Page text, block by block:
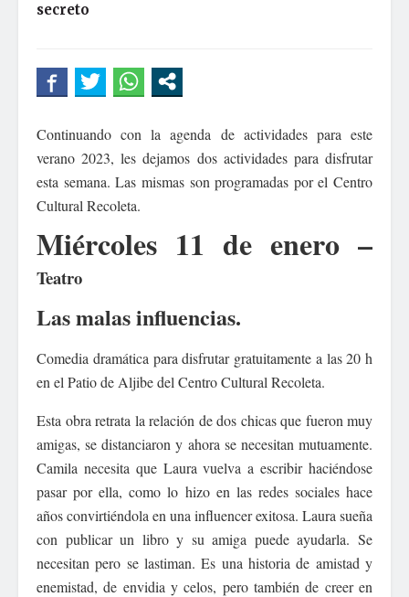
secreto
Continuando con la agenda de actividades para este
verano 2023, les dejamos dos actividades para disfrutar
esta semana. Las mismas son programadas por el Centro
Cultural Recoleta.
Miércoles 11 de enero –
Teatro
Las malas influencias.
Comedia dramática para disfrutar gratuitamente a las 20 h
en el Patio de Aljibe del Centro Cultural Recoleta.
Esta obra retrata la relación de dos chicas que fueron muy
amigas, se distanciaron y ahora se necesitan mutuamente.
Camila necesita que Laura vuelva a escribir haciéndose
pasar por ella, como lo hizo en las redes sociales hace
años convirtiéndola en una influencer exitosa. Laura sueña
con publicar un libro y su amiga puede ayudarla. Se
necesitan pero se lastiman. Es una historia de amistad y
enemistad, de envidia y celos, pero también de creer en